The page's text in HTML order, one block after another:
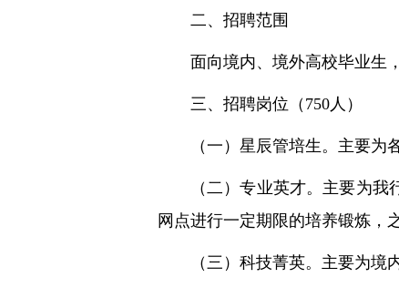
二、招聘范围
面向境内、境外高校毕业生
三、招聘岗位（750人）
（一）星辰管培生。主要
（二）专业英才。主要为
网点进行一定期限的培养锻炼，
（三）科技菁英。主要为